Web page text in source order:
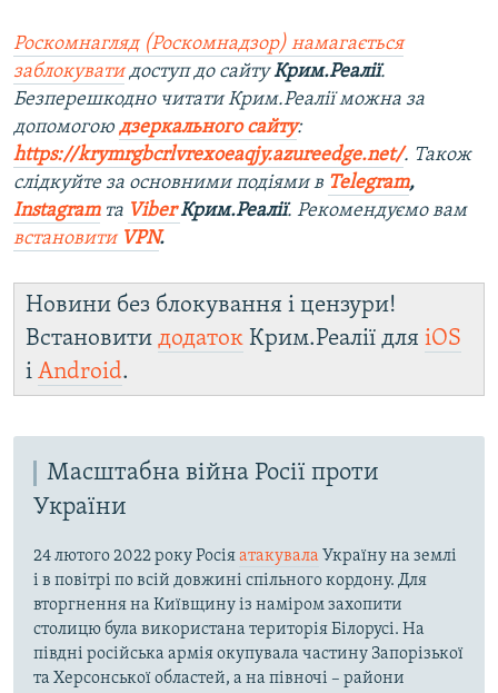
Роскомнагляд (Роскомнадзор) намагається
заблокуватидоступ до сайтуКрим.Реалії.
Безперешкодно читати Крим.Реалії можна за
допомогою дзеркального сайту:
https://krymrgbcrlvrexoeaqjy.azureedge.net/. Також
слідкуйте за основними подіями в Telegram,
Instagramта ViberКрим.Реалії. Рекомендуємо вам
встановити VPN.
Новини без блокування і цензури!
Встановити додаток Крим.Реалії для iOS
і Android.
Масштабна війна Росії проти
України
24 лютого 2022 року Росіяатакувала Україну на землі
і в повітрі по всій довжині спільного кордону. Для
вторгнення на Київщину із наміром захопити
столицю була використана територія Білорусі. На
півдні російська армія окупувала частину Запорізької
та Херсонської областей, а на півночі – райони